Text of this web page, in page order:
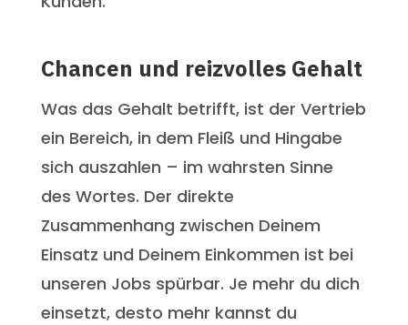
Chancen und reizvolles Gehalt
Was das Gehalt betrifft, ist der Vertrieb
ein Bereich, in dem Fleiß und Hingabe
sich auszahlen – im wahrsten Sinne
des Wortes. Der direkte
Zusammenhang zwischen Deinem
Einsatz und Deinem Einkommen ist bei
unseren Jobs spürbar. Je mehr du dich
einsetzt, desto mehr kannst du